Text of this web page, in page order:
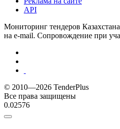
API
Мониторинг тендеров
на e-mail. Сопровождение при
© 2010—2026 TenderPlus
Все права защищены
0.02576